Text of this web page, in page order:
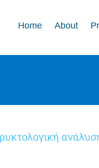
Home About